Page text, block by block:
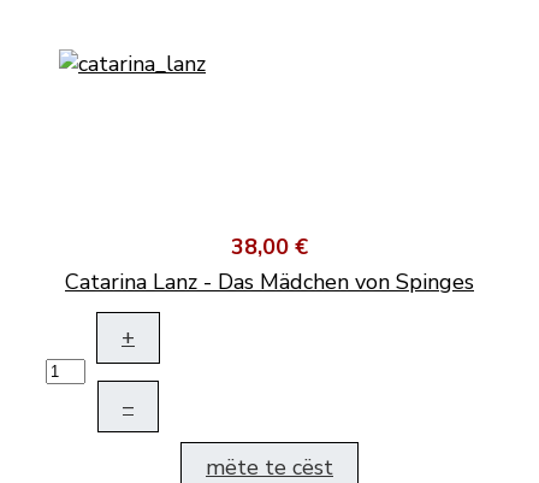
38,00 €
Catarina Lanz - Das Mädchen von Spinges
+
–
mëte te cëst